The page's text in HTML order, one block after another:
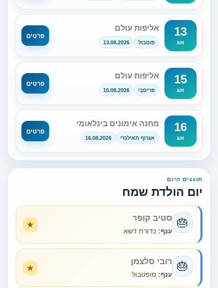
13
אוג
אליפות עולם
פוטבול 13.08.2026
פרטים
15
אוג
אליפות עולם
פריסבי 15.08.2026
פרטים
16
אוג
מחנה אימונים בינלאומי
אגרוף תאילנדי 16.08.2026
פרטים
חוגגים היום
יום הולדת שמח
🎂 סטיב קופר
ענף: כדורת דשא
🎂 רובי סלצמן
ענף: סופטבול